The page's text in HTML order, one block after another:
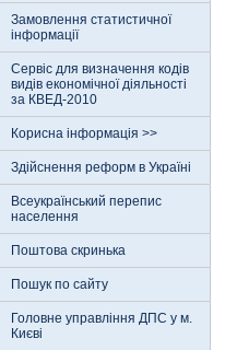
Замовлення статистичної
інформації
Сервіс для визначення кодів
видів економічної діяльності
за КВЕД-2010
Корисна інформація >>
Здійснення реформ в Україні
Всеукраїнський перепис
населення
Поштова скринька
Пошук по сайту
Головне управління ДПС у м.
Києві